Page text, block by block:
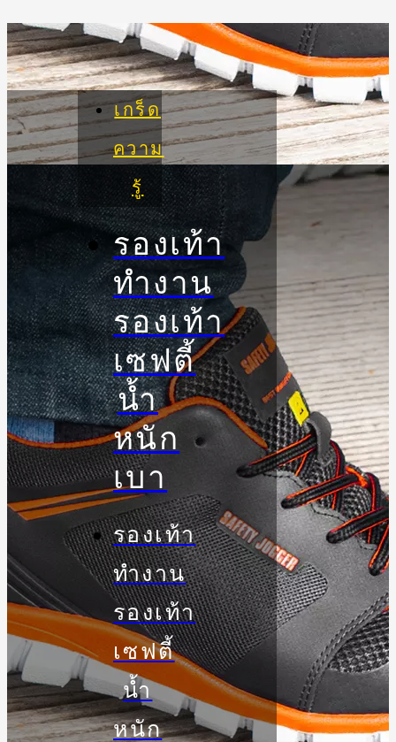
เกร็ด
ความ
รู้
รองเท้า
ทำงาน
รองเท้า
เซฟตี้
น้ำ
หนัก
เบา
รองเท้า
ทำงาน
รองเท้า
เซฟตี้
น้ำ
หนัก